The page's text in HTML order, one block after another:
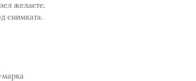
желаете.
снимката.